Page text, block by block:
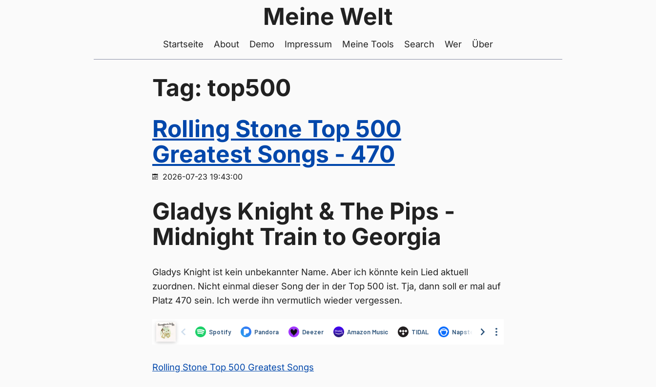
Meine Welt
Startseite About Demo Impressum Meine Tools Search Wer Über
Tag: top500
Rolling Stone Top 500
Greatest Songs - 470
2026-07-23 19:43:00
Gladys Knight & The Pips -
Midnight Train to Georgia
Gladys Knight ist kein unbekannter Name. Aber ich könnte kein Lied aktuell
zuordnen. Nicht einmal dieser Song der in der Top 500 ist. Tja, dann soll er mal auf
Platz 470 sein. Ich werde ihn vermutlich wieder vergessen.
Rolling Stone Top 500 Greatest Songs